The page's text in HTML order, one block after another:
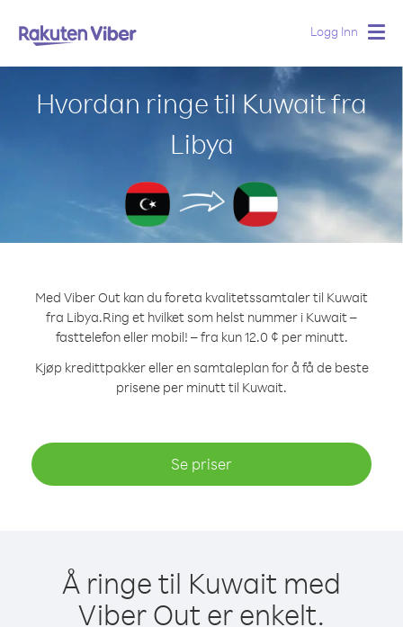
Logg Inn
Hvordan ringe til Kuwait fra
Libya
Med Viber Out kan du foreta kvalitetssamtaler til Kuwait
fra Libya.Ring et hvilket som helst nummer i Kuwait –
fasttelefon eller mobil! – fra kun 12.0 ¢ per minutt.
Kjøp kredittpakker eller en samtaleplan for å få de beste
prisene per minutt til Kuwait.
Se priser
Å ringe til Kuwait med
Viber Out er enkelt.